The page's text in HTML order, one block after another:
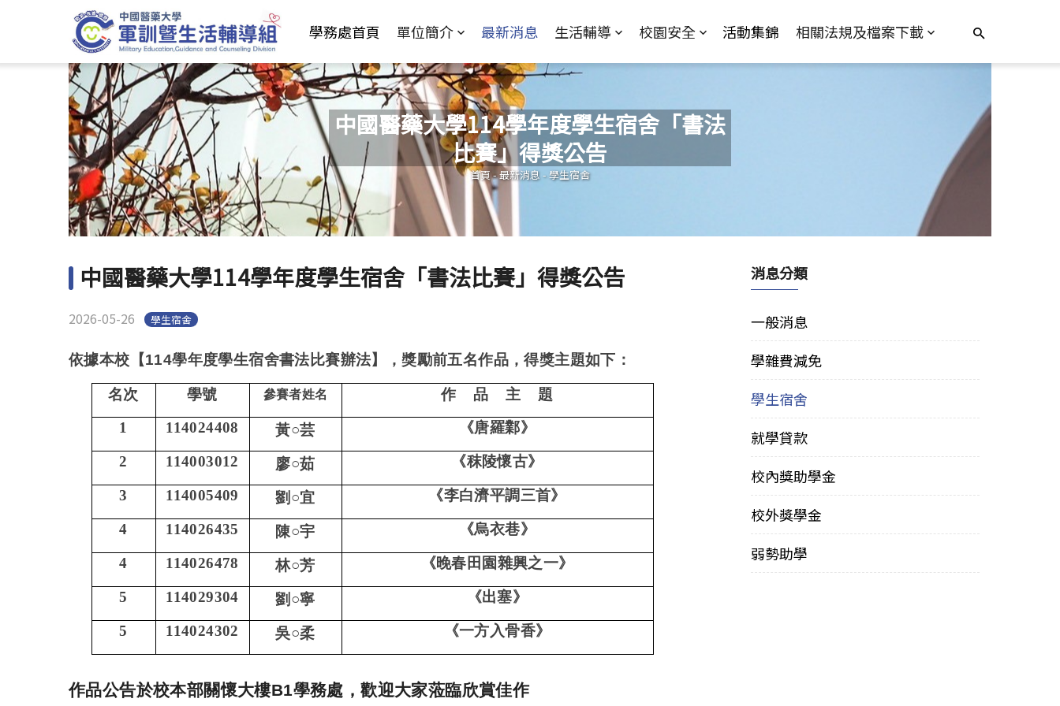
學務處首頁 單位簡介 最新消息 生活輔導 校園安全 活動集錦 相關法規及檔案下載
中國醫藥大學114學年度學生宿舍「書法
比賽」得獎公告
您在這裡
首頁 -最新消息-學生宿舍
中國醫藥大學114學年度學生宿舍「書法比賽」得獎公告
2026-05-26 學生宿舍
依據本校【114學年度學生宿舍書法比賽辦法】，獎勵前五名作品，得獎主題如下：
名次 學號 參賽者姓名
作 品 主 題
1
114024408 黃○芸 《唐羅鄴》
2 114003012 廖○茹 《秣陵懷古》
3 114005409 劉 ○宜 《李白濟平調三首》
4 114026435 陳○宇 《烏衣巷》
4 114026478 林○芳 《晚春田園雜興之一》
5 114029304 劉 ○寧 《出塞》
5 114024302 吳○柔 《一方入骨香》
作品公告於校本部關懷大樓B1學務處，歡迎大家蒞臨欣賞佳作
消息分類
一般消息
學雜費減免
學生宿舍
就學貸款
校內獎助學金
校外獎學金
弱勢助學